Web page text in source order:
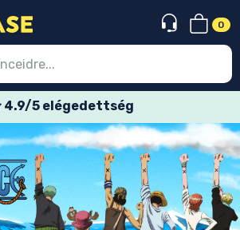
0
4.9/5 elégedettség
Regisztráció